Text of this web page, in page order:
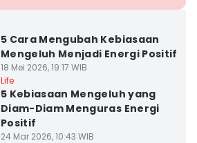
5 Cara Mengubah Kebiasaan
Mengeluh Menjadi Energi Positif
18 Mei 2026, 19:17 WIB
Life
5 Kebiasaan Mengeluh yang
Diam-Diam Menguras Energi
Positif
24 Mar 2026, 10:43 WIB